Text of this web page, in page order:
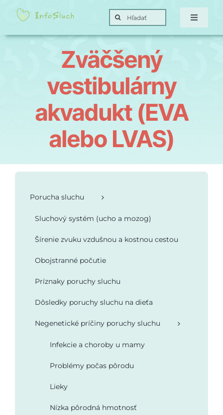
content
Toggle
Posunky
O nás
Podporte nás
Search
for:
Zväčšený
vestibulárny
akvadukt (EVA
alebo LVAS)
Porucha sluchu
Sluchový systém (ucho a mozog)
Šírenie zvuku vzdušnou a kostnou cestou
Obojstranné počutie
Príznaky poruchy sluchu
Dôsledky poruchy sluchu na dieťa
Negenetické príčiny poruchy sluchu
Infekcie a choroby u mamy
Problémy počas pôrodu
Lieky
Nízka pôrodná hmotnosť